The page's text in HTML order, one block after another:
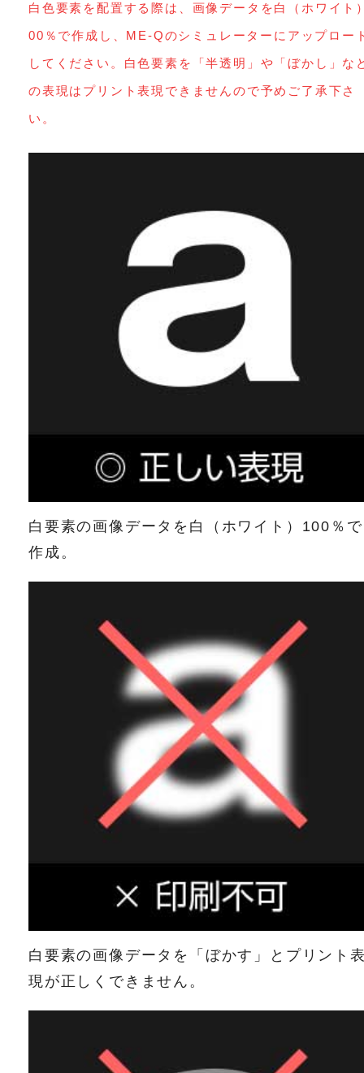
白色要素を配置する際は、画像データを白（ホワイト
00％で作成し、ME-Qのシミュレーターにアップロー
してください。白色要素を「半透明」や「ぼかし」な
の表現はプリント表現できませんので予めご了承下さ
い。
白要素の画像データを白（ホワイト）100％で
作成。
白要素の画像データを「ぼかす」とプリント
現が正しくできません。